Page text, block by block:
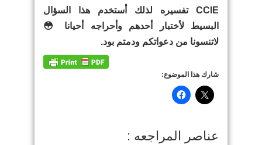
CCIE تفسيره لذلك أستخدم هذا السؤال
البسيط لأختبار أحدهم وأحراجه أحيانا 😳
لاتنسونا من دعواتكم ودمتم بود.
شارك هذا الموضوع:
عناصر المراجعه :